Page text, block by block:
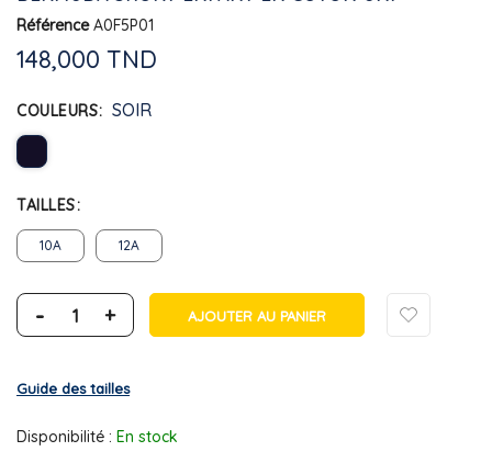
Référence A0F5P01
148,000 TND
COULEURS SOIR
TAILLES
10A 12A
- + AJOUTER AU PANIER
Guide des tailles
Disponibilité : En stock